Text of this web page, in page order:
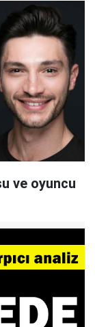
ve oyuncu